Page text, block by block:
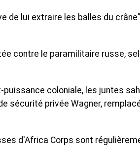
lui extraire les balles du
contre le paramilitaire russe,
puissance coloniale, les juntes
sécurité privée Wagner,
d'Africa Corps sont